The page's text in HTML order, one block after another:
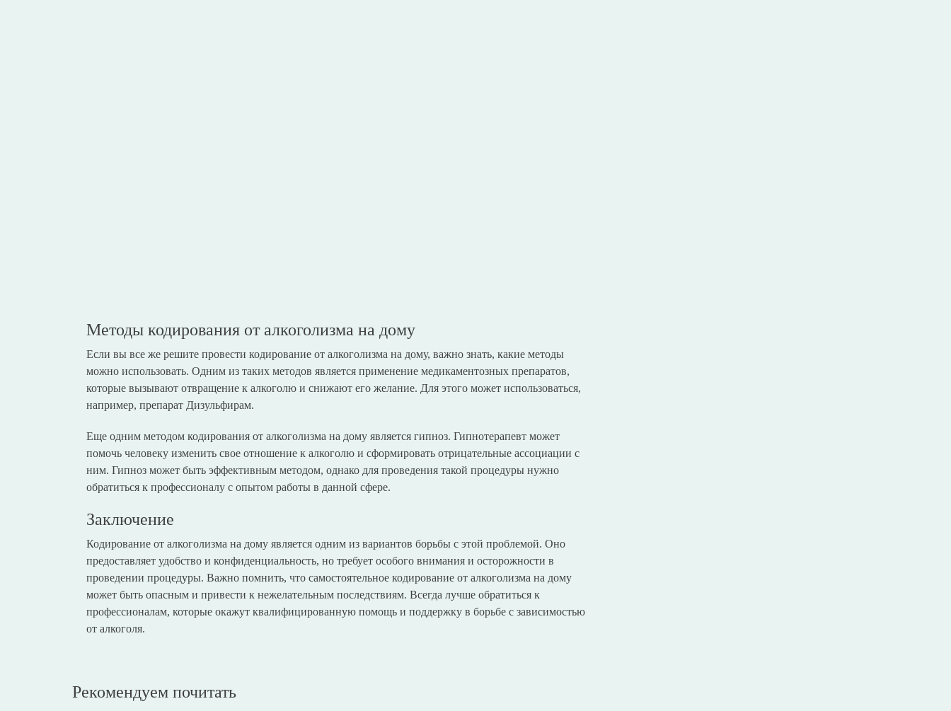
Методы кодирования от алкоголизма на дому
Если вы все же решите провести кодирование от алкоголизма на дому, важно знать, какие методы
можно использовать. Одним из таких методов является применение медикаментозных препаратов,
которые вызывают отвращение к алкоголю и снижают его желание. Для этого может использоваться,
например, препарат Дизульфирам.
Еще одним методом кодирования от алкоголизма на дому является гипноз. Гипнотерапевт может
помочь человеку изменить свое отношение к алкоголю и сформировать отрицательные ассоциации с
ним. Гипноз может быть эффективным методом, однако для проведения такой процедуры нужно
обратиться к профессионалу с опытом работы в данной сфере.
Заключение
Кодирование от алкоголизма на дому является одним из вариантов борьбы с этой проблемой. Оно
предоставляет удобство и конфиденциальность, но требует особого внимания и осторожности в
проведении процедуры. Важно помнить, что самостоятельное кодирование от алкоголизма на дому
может быть опасным и привести к нежелательным последствиям. Всегда лучше обратиться к
профессионалам, которые окажут квалифицированную помощь и поддержку в борьбе с зависимостью
от алкоголя.
Рекомендуем почитать